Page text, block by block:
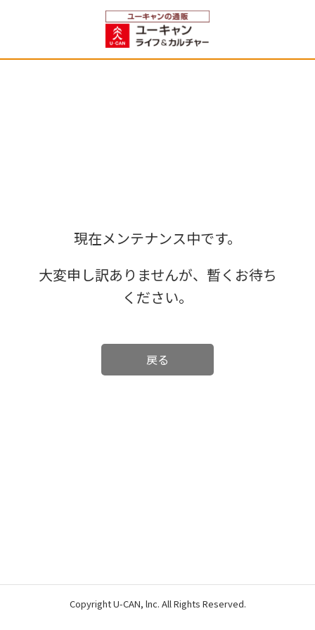
現在メンテナンス中です。
大変申し訳ありませんが、暫くお待ち
ください。
戻る
Copyright U-CAN, lnc. All Rights Reserved.